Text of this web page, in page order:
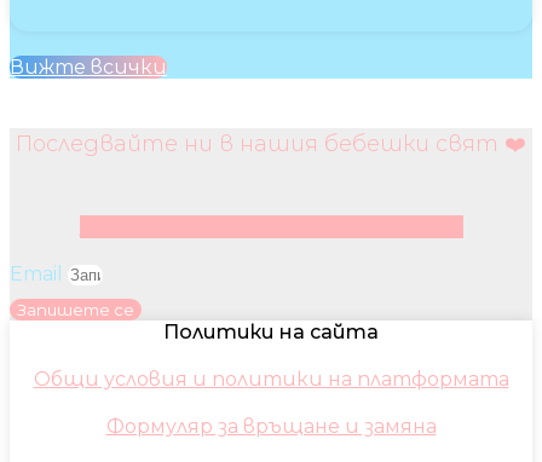
Вижте всички
Последвайте ни в нашия бебешки свят ❤️
Email
Запишете се
Политики на сайта
Общи условия и политики на платформата
Формуляр за връщане и замяна